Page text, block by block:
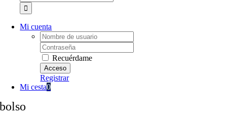
Mi cuenta
Username:
Password:
Recuérdame
Registrar
Mi cesta0
bolso